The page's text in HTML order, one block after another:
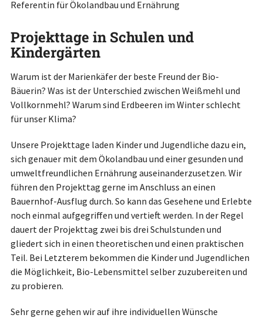
Referentin für Ökolandbau und Ernährung
Projekttage in Schulen und
Kindergärten
Warum ist der Marienkäfer der beste Freund der Bio-
Bäuerin? Was ist der Unterschied zwischen Weißmehl und
Vollkornmehl? Warum sind Erdbeeren im Winter schlecht
für unser Klima?
Unsere Projekttage laden Kinder und Jugendliche dazu ein,
sich genauer mit dem Ökolandbau und einer gesunden und
umweltfreundlichen Ernährung auseinanderzusetzen. Wir
führen den Projekttag gerne im Anschluss an einen
Bauernhof-Ausflug durch. So kann das Gesehene und Erlebte
noch einmal aufgegriffen und vertieft werden. In der Regel
dauert der Projekttag zwei bis drei Schulstunden und
gliedert sich in einen theoretischen und einen praktischen
Teil. Bei Letzterem bekommen die Kinder und Jugendlichen
die Möglichkeit, Bio-Lebensmittel selber zuzubereiten und
zu probieren.
Sehr gerne gehen wir auf ihre individuellen Wünsche